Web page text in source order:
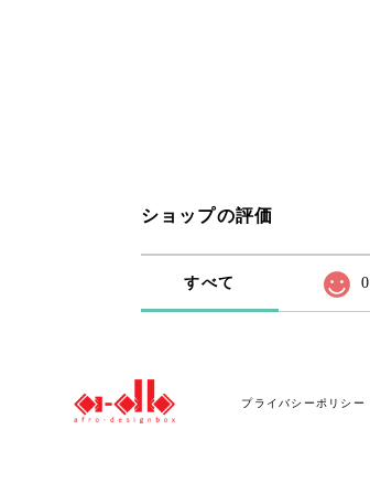
ショップの評価
すべて 0
プライバシーポリシー